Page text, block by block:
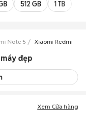
512 GB 1 TB
Note 5 Xiaomi Redmi
đẹp
Xem Cửa hàng